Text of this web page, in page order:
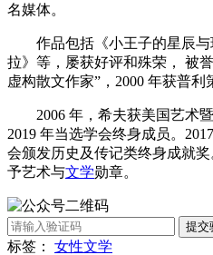
名媒体。
作品包括《小王子的星辰
拉》等，屡获好评和殊荣， 被
虚构散文作家”，2000 年获普利
2006 年，希夫获美国艺术暨
2019 年当选学会终身成员。
会颁发历史及传记类终身成就
予艺术与文学勋章。
提交
标签： 女性文学